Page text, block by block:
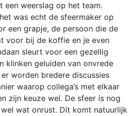
een weerslag op het team.
was echt de sfeermaker op
een grapje, de persoon die de
voor bij de koffie en je even
sleurt voor een gezellig
klinken geluiden van onvrede
worden bredere discussies
waarop collega’s met elkaar
zijn keuze wel. De sfeer is nog
wat onrust. Dit komt natuurlijk